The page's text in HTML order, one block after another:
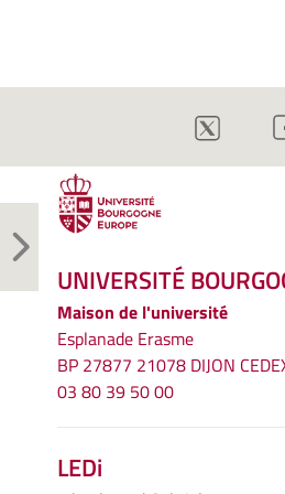
UNIVERSITÉ
Maison de l'université
Esplanade Erasme
BP 27877 21078 DIJON
03 80 39 50 00
LEDi